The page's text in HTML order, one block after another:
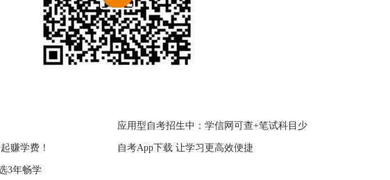
应用型自考招生中：学信网可查+笔试科目少
赚学费！ 自考App下载 让学习更高效便捷
3年畅学